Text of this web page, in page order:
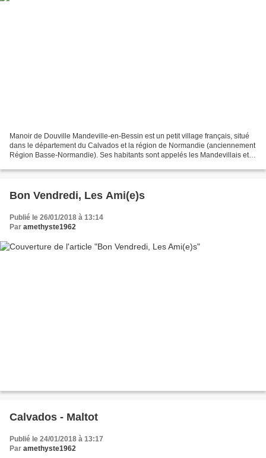
Manoir de Douville Mandeville-en-Bessin est un petit village français, situé
dans le département du Calvados et la région de Normandie (anciennement
Région Basse-Normandie). Ses habitants sont appelés les Mandevillais et
Bon Vendredi, Les Ami(e)s
Publié le 26/01/2018 à 13:14
Par amethyste1962
Calvados - Maltot
Publié le 24/01/2018 à 13:17
Par amethyste1962